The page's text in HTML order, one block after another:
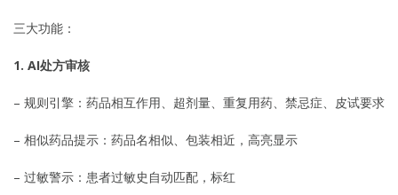
三大功能：
1. AI处方审核
– 规则引擎：药品相互作用、超剂量、重复用药、禁忌症、皮试要求
– 相似药品提示：药品名相似、包装相近，高亮显示
– 过敏警示：患者过敏史自动匹配，标红